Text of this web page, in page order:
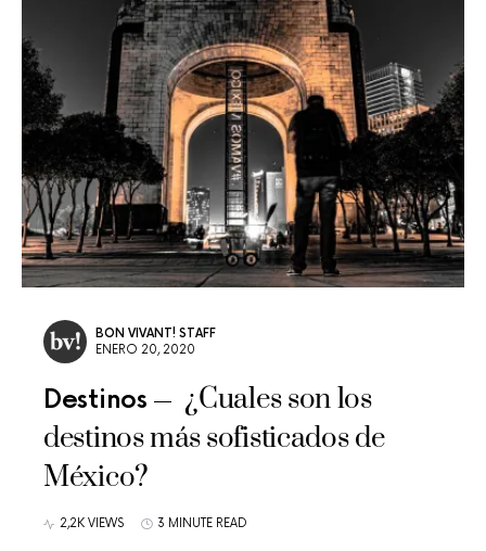
BON VIVANT! STAFF
ENERO 20, 2020
Destinos
¿Cuales son los
destinos más sofisticados de
México?
2,2K VIEWS 3 MINUTE READ